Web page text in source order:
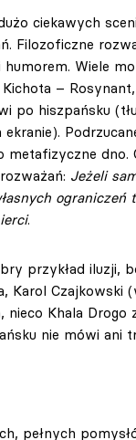
ciekawych
Filozoficzne
Wiele
–
po hiszpańsku
metafizyczne dno.
Jeżeli
ograniczeń
.
przykład iluzji,
Karol Czajkowski
nieco Khala Drogo
nie mówi ani
pełnych